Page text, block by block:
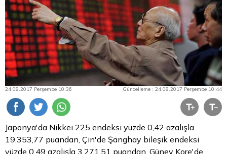
24.08.2017 Perşembe 10:36 Güncelleme : 24.08.2017 Perşembe 10:44
Japonya'da Nikkei 225 endeksi yüzde 0,42 azalışla
19.353,77 puandan, Çin'de Şanghay bileşik endeksi
yüzde 0,49 azalışla 3.271,51 puandan, Güney Kore'de